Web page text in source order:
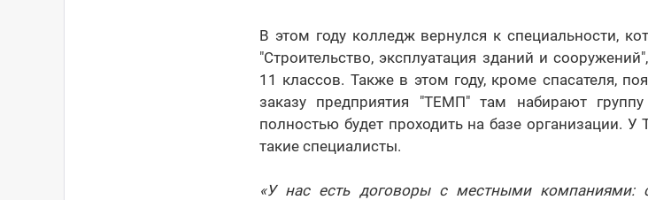
В этом году колледж вернулся к специальности,
"Строительство, эксплуатация зданий и
11 классов. Также в этом году, кроме спасателя,
заказу предприятия "ТЕМП" там набирают
полностью будет проходить на базе организации.
такие специалисты.
«У нас есть договоры с местными